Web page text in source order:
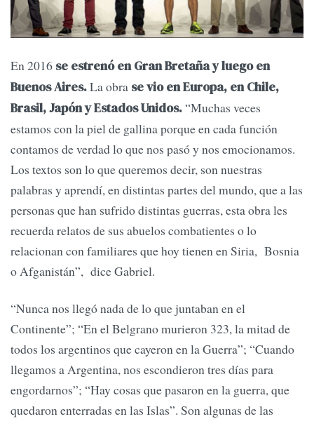
En 2016 se estrenó en Gran Bretaña y luego en
Buenos Aires.La obra se vio en Europa, en Chile,
Brasil, Japón y Estados Unidos.“Muchas veces
estamos con la piel de gallina porque en cada función
contamos de verdad lo que nos pasó y nos emocionamos.
Los textos son lo que queremos decir, son nuestras
palabras y aprendí, en distintas partes del mundo, que a las
personas que han sufrido distintas guerras, esta obra les
recuerda relatos de sus abuelos combatientes o lo
relacionan con familiares que hoy tienen en Siria, Bosnia
o Afganistán”, dice Gabriel.
“Nunca nos llegó nada de lo que juntaban en el
Continente”; “En el Belgrano murieron 323, la mitad de
todos los argentinos que cayeron en la Guerra”; “Cuando
llegamos a Argentina, nos escondieron tres días para
engordarnos”; “Hay cosas que pasaron en la guerra, que
quedaron enterradas en las Islas”. Son algunas de las